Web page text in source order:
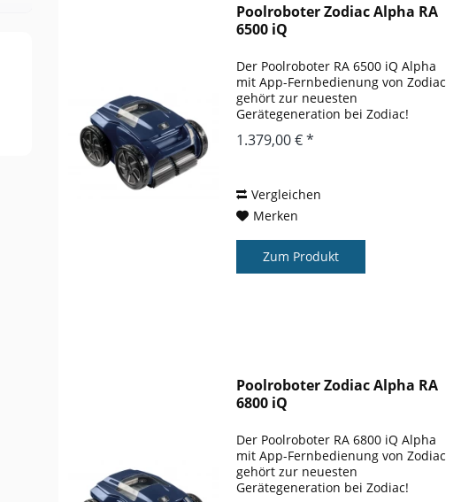
Poolroboter Zodiac Alpha RA
6500 iQ
Der Poolroboter RA 6500 iQ Alpha
mit App-Fernbedienung von Zodiac
gehört zur neuesten
Gerätegeneration bei Zodiac!
Fernbedienung: Den RA 6500 iQ
1.379,00 € *
Vergleichen
Merken
Zum Produkt
Poolroboter Zodiac Alpha RA
6800 iQ
Der Poolroboter RA 6800 iQ Alpha
mit App-Fernbedienung von Zodiac
gehört zur neuesten
Gerätegeneration bei Zodiac!